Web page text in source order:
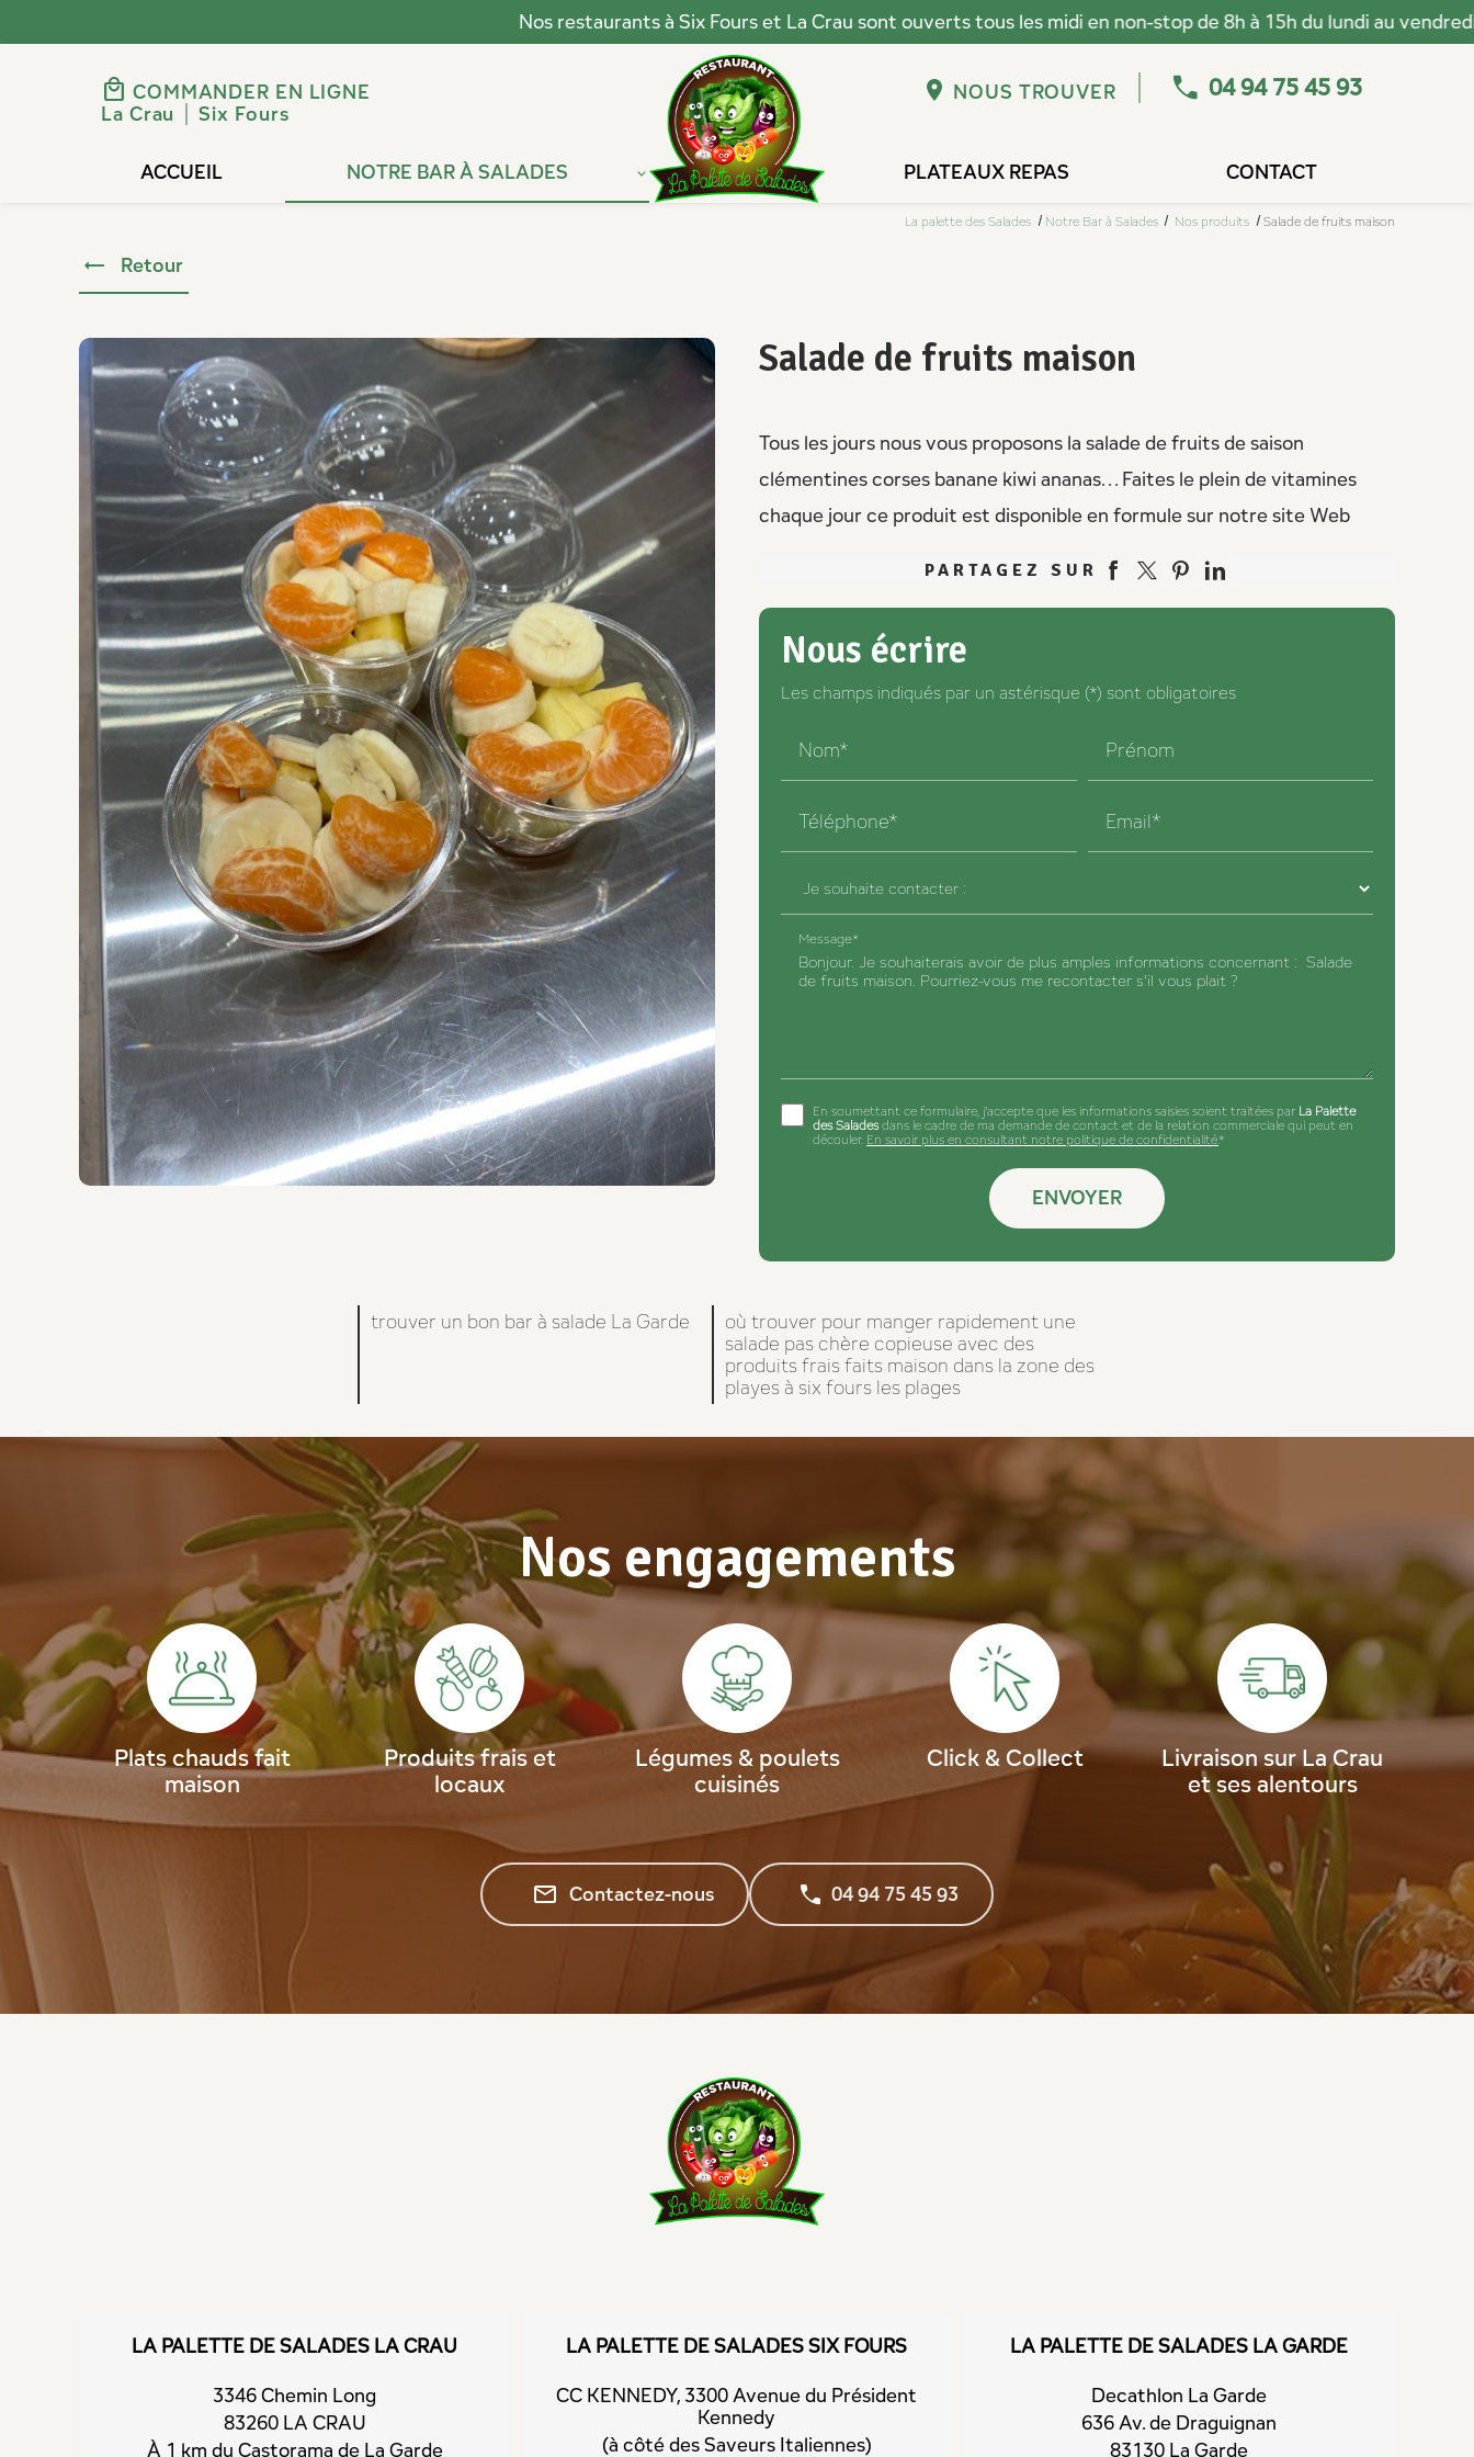
local_mall COMMANDER EN LIGNE
La Crau
Six Fours
ACCUEIL NOTRE BAR À SALADES
location_on NOUS TROUVER 04 94 75 45 93
PLATEAUX REPAS CONTACT
La palette des Salades Notre Bar à Salades Nos produits Salade de fruits maison
Retour
Salade de fruits maison
Tous les jours nous vous proposons la salade de fruits de saison
clémentines corses banane kiwi ananas. . . Faites le plein de vitamines
chaque jour ce produit est disponible en formule sur notre site Web
PARTAGEZ SUR
Nous écrire
Les champs indiqués par un astérisque (*) sont obligatoires
Nom* Prénom
Téléphone* Email*
Message*
En soumettant ce formulaire, j'accepte que les informations saisies soient traitées par La Palette
des Saladesdans le cadre de ma demande de contact et de la relation commerciale qui peut en
découler. En savoir plus en consultant notre politique de confidentialité.*
trouver un bon bar à salade La Garde
où trouver pour manger rapidement une
salade pas chère copieuse avec des
produits frais faits maison dans la zone des
playes à six fours les plages
Nos engagements
Plats chauds fait
maison
Produits frais et
locaux
Légumes & poulets
cuisinés
Click & Collect
Livraison sur La Crau
et ses alentours
mail_outline Contactez-nous 04 94 75 45 93
LA PALETTE DE SALADES LA CRAU
3346 Chemin Long
83260 LA CRAU
À 1 km du Castorama de La Garde
LA PALETTE DE SALADES SIX FOURS
CC KENNEDY, 3300 Avenue du Président
Kennedy
(à côté des Saveurs Italiennes)
LA PALETTE DE SALADES LA GARDE
Decathlon La Garde
636 Av. de Draguignan
83130 La Garde